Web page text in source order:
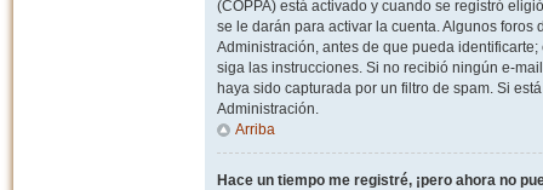
(COPPA) está activado y cuando se registró
se le darán para activar la cuenta. Algunos
Administración, antes de que pueda
siga las instrucciones. Si no recibió ningún e-
haya sido capturada por un filtro de spam. Si
Administración.
Arriba
Hace un tiempo me registré, ¡pero ahora no